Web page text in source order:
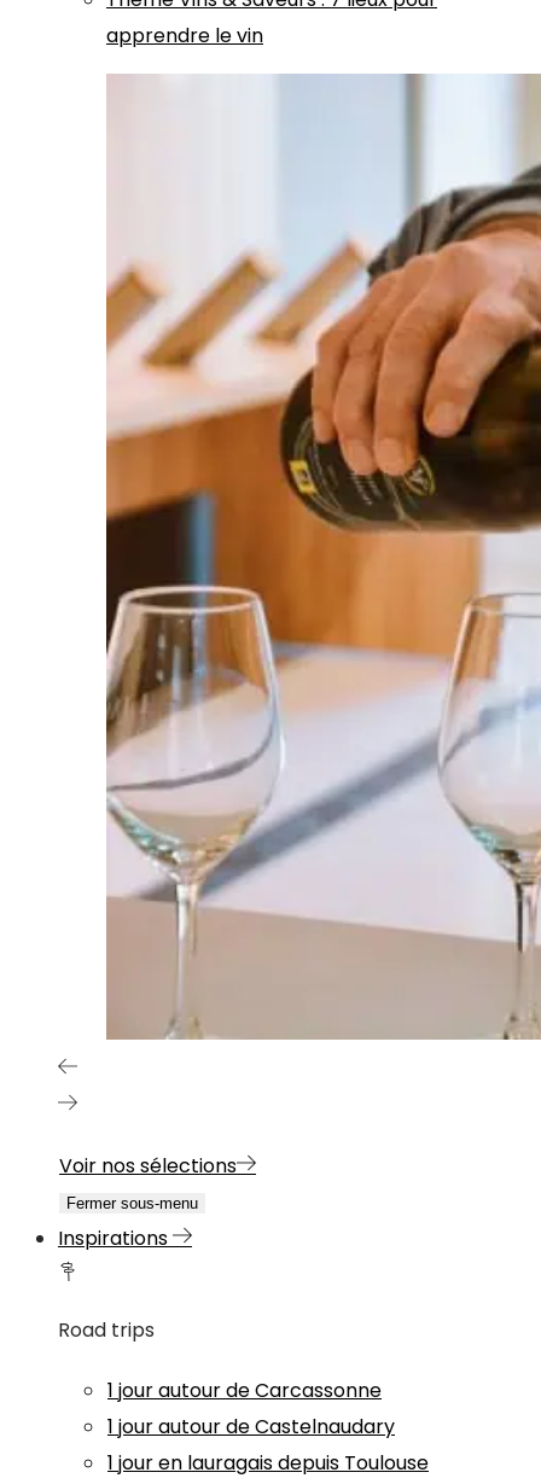
apprendre le vin
Voir nos sélections
Fermer sous-menu
Inspirations
Road trips
1 jour autour de Carcassonne
1 jour autour de Castelnaudary
1 jour en lauragais depuis Toulouse